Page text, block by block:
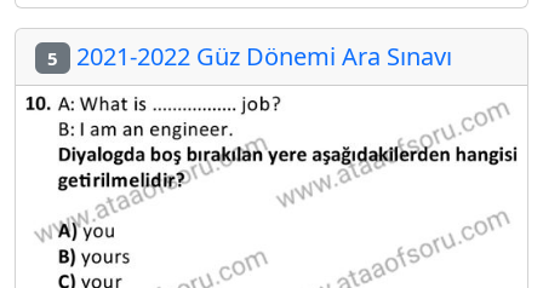
5 2021-2022 Güz Dönemi Ara Sınavı